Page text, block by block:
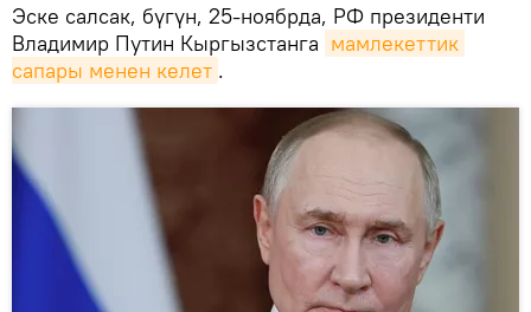
Эске салсак, бүгүн, 25-ноябрда, РФ президенти
Владимир Путин Кыргызстанга мамлекеттик
сапары менен келет .